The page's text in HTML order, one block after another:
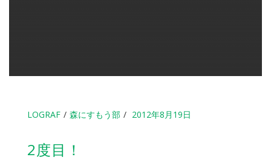
LOGRAF 森にすもう部 2012年8月19日
2度目！